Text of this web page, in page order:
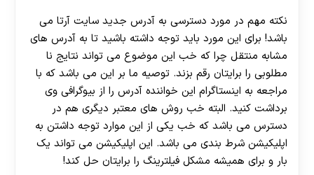
نکته مهم در مورد دسترسی به آدرس جدید سایت آرتا می
باشد! برای این مورد باید توجه داشته باشید تا به آدرس های
مشابه منتقل چرا که خب این موضوع می تواند نتایج نا
مطلوبی را برایتان رقم بزند. توصیه ما بر این می باشد که با
مراجعه به اینستاگرام این خواننده آدرس را از بیوگرافی وی
برداشت کنید. البته خب روش های معتبر دیگری هم در
دسترس می باشد که خب یکی از این موارد توجه داشتن به
اپلیکیشن شرط بندی می باشد. این اپلیکیشن می تواند یک
بار و برای همیشه مشکل فیلترینگ را برایتان حل کند!